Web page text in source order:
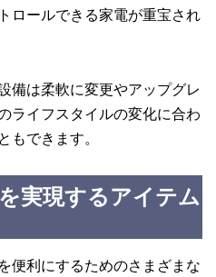
ロールできる家電が重宝され
備は柔軟に変更やアップグレ
ライフスタイルの変化に合わ
もできます。
実現するアイテム
便利にするためのさまざまな